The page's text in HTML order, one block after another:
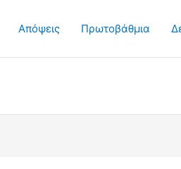
Απόψεις Πρωτοβάθμια